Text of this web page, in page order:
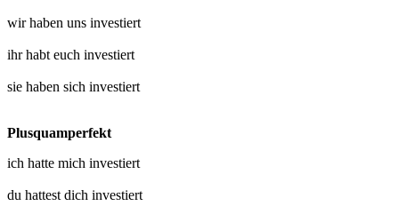
wir haben uns investiert
ihr habt euch investiert
sie haben sich investiert
Plusquamperfekt
ich hatte mich investiert
du hattest dich investiert